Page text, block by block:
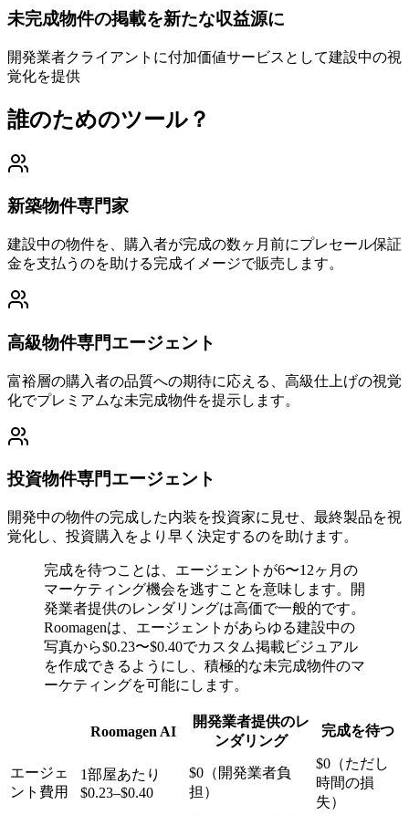
未完成物件の掲載を新たな収益源に
開発業者クライアントに付加価値サービスとして建設中の視
覚化を提供
誰のためのツール？
新築物件専門家
建設中の物件を、購入者が完成の数ヶ月前にプレセール保証
金を支払うのを助ける完成イメージで販売します。
高級物件専門エージェント
富裕層の購入者の品質への期待に応える、高級仕上げの視覚
化でプレミアムな未完成物件を提示します。
投資物件専門エージェント
開発中の物件の完成した内装を投資家に見せ、最終製品を視
覚化し、投資購入をより早く決定するのを助けます。
完成を待つことは、エージェントが6〜12ヶ月の
マーケティング機会を逃すことを意味します。開
発業者提供のレンダリングは高価で一般的です。
Roomagenは、エージェントがあらゆる建設中の
写真から$0.23〜$0.40でカスタム掲載ビジュアル
を作成できるようにし、積極的な未完成物件のマ
ーケティングを可能にします。
Roomagen AI
開発業者提供のレ
ンダリング
完成を待つ
エージェ
ント費用
1部屋あたり
$0.23–$0.40
$0（開発業者負
担）
$0（ただし
時間の損
失）